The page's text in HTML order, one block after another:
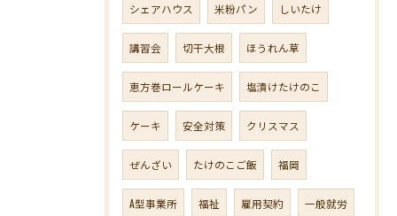
シェアハウス 米粉パン しいたけ
講習会 切干大根 ほうれん草
恵方巻ロールケーキ 塩漬けたけのこ
ケーキ 安全対策 クリスマス
ぜんざい たけのこご飯 福岡
A型事業所 福祉 雇用契約 一般就労